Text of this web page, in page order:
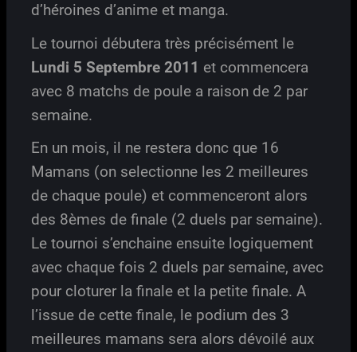
d’héroines d’anime et manga.
Le tournoi débutera très précisément le
Lundi 5 Septembre 2011 et commencera
avec 8 matchs de poule a raison de 2 par
semaine.
En un mois, il ne restera donc que 16
Mamans (on selectionne les 2 meilleures
de chaque poule) et commenceront alors
des 8èmes de finale (2 duels par semaine).
Le tournoi s’enchaine ensuite logiquement
avec chaque fois 2 duels par semaine, avec
pour cloturer la finale et la petite finale. A
l’issue de cette finale, le podium des 3
meilleures mamans sera alors dévoilé aux